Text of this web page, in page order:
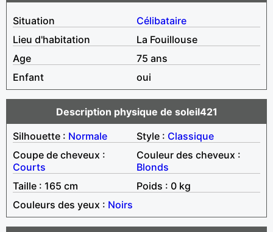
Situation
Célibataire
Lieu d'habitation
La Fouillouse
Age
75 ans
Enfant
oui
Description physique de soleil421
Silhouette : Normale Style : Classique
Coupe de cheveux :
Courts
Couleur des cheveux :
Blonds
Taille : 165 cm
Poids : 0 kg
Couleurs des yeux : Noirs